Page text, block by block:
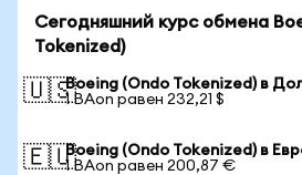
Сегодняшний курс обмена
Tokenized)
🇺🇸Boeing (Ondo Tokenized) в
1 BAon равен 232,21 $
🇪🇺Boeing (Ondo Tokenized) в
1 BAon равен 200,87 €